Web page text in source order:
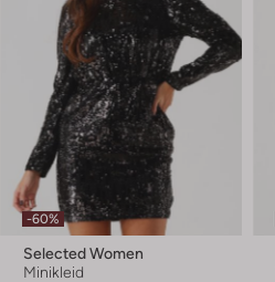
-60%
Selected Women
Minikleid